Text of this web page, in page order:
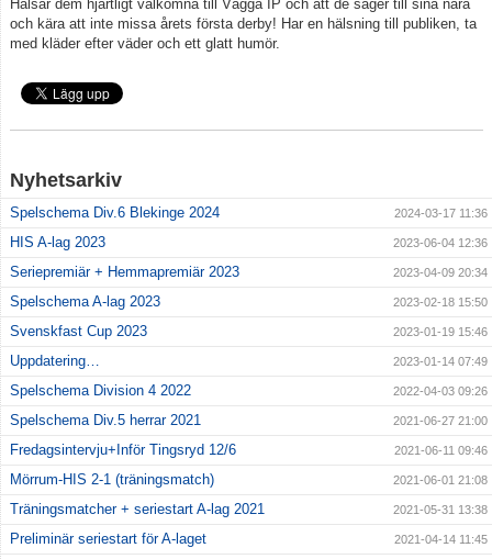
Hälsar dem hjärtligt välkomna till Vägga IP och att de säger till sina nära
och kära att inte missa årets första derby! Har en hälsning till publiken, ta
med kläder efter väder och ett glatt humör.
Nyhetsarkiv
Spelschema Div.6 Blekinge 2024 2024-03-17 11:36
HIS A-lag 2023 2023-06-04 12:36
Seriepremiär + Hemmapremiär 2023 2023-04-09 20:34
Spelschema A-lag 2023 2023-02-18 15:50
Svenskfast Cup 2023 2023-01-19 15:46
Uppdatering… 2023-01-14 07:49
Spelschema Division 4 2022 2022-04-03 09:26
Spelschema Div.5 herrar 2021 2021-06-27 21:00
Fredagsintervju+Inför Tingsryd 12/6 2021-06-11 09:46
Mörrum-HIS 2-1 (träningsmatch) 2021-06-01 21:08
Träningsmatcher + seriestart A-lag 2021 2021-05-31 13:38
Preliminär seriestart för A-laget 2021-04-14 11:45